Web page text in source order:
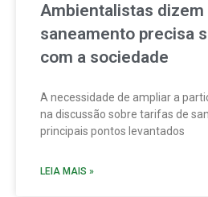
Ambientalistas dizem
saneamento precisa
com a sociedade
A necessidade de ampliar a
na discussão sobre tarifas de
principais pontos levantados
LEIA MAIS »